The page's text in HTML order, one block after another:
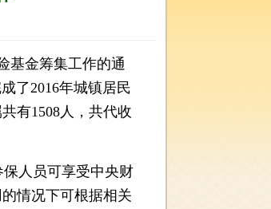
基金筹集工作的通
了2016年城镇居民
有1508人，共代收
人员可享受中央财
情况下可根据相关